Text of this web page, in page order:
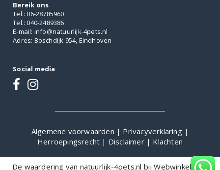
Bereik ons
Tel.: 06-28785960
Tel.: 040-2489386
E-mail: info@natuurlijk-4pets.nl
Adres: Boschdijk 954, Eindhoven
Social media
Algemene voorwaarden | Privacyverklaring |
Herroepingsrecht | Disclaimer | Klachten
De waardering van natuurlijk-4pets.nl bijWebwinkelKeur